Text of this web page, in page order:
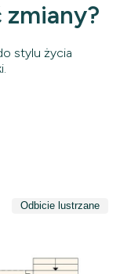
stylu życia
Odbicie lustrzane